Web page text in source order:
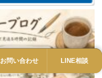
お問い合わせ LINE
お問い合わせ LINE相談